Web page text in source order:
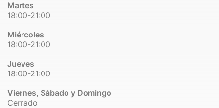
Martes
18:00-21:00
Miércoles
18:00-21:00
Jueves
18:00-21:00
Viernes, Sábado y Domingo
Cerrado